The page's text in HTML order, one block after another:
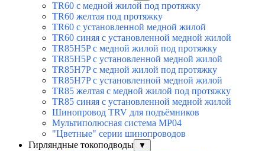
TR60 с медной жилой под протяжку
TR60 желтая под протяжку
TR60 с установленной медной жилой
TR60 синяя с установленной медной жилой
TR85H5P с медной жилой под протяжку
TR85H5P с установленной медной жилой
TR85H7P с медной жилой под протяжку
TR85H7P с установленной медной жилой
TR85 желтая с медной жилой под протяжку
TR85 синяя с установленной медной жилой
Шинопровод TRV для подъёмников
Мультиполюсная система MP04
"Цветные" серии шинопроводов
Гирляндные токоподводы
▼